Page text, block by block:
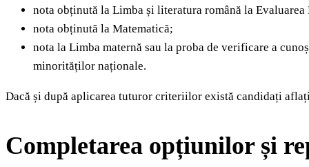
nota obținută la Limba și literatura română la Evaluarea
nota obținută la Matematică;
nota la Limba maternă sau la proba de verificare a
minorităților naționale.
Dacă și după aplicarea tuturor criteriilor există candidați
Completarea opțiunilor și